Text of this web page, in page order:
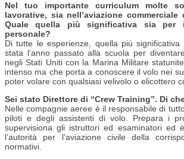
Nel tuo importante curriculum molte
lavorative, sia nell’aviazione commerciale
Quale quella più significativa sia
personale?
Di tutte le esperienze, quella più significativa
stata l’anno passato alla scuola per
negli Stati Uniti con la Marina Militare
intenso ma che porta a conoscere il volo nei
poter volare con qualsiasi velivolo o elicottero
Sei stato Direttore di “Crew Training”. Di
Nelle compagnie aeree è il responsabile di
piloti e degli assistenti di volo. Prepara i
supervisiona gli istruttori ed esaminatori ed
l’autorità per l’aviazione civile della
normativi.